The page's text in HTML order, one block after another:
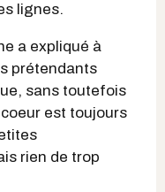
lignes.
a expliqué à
prétendants
sans toutefois
est toujours
rien de trop